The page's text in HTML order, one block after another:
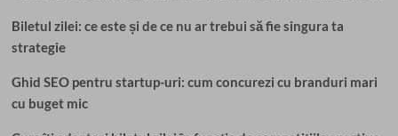
Biletul zilei: ce este și de ce nu ar trebui să fie singura ta
strategie
Ghid SEO pentru startup-uri: cum concurezi cu branduri mari
cu buget mic